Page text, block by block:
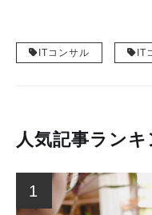
の仕事内容や種類、
ITコンサル IT
人気記事ラン
1